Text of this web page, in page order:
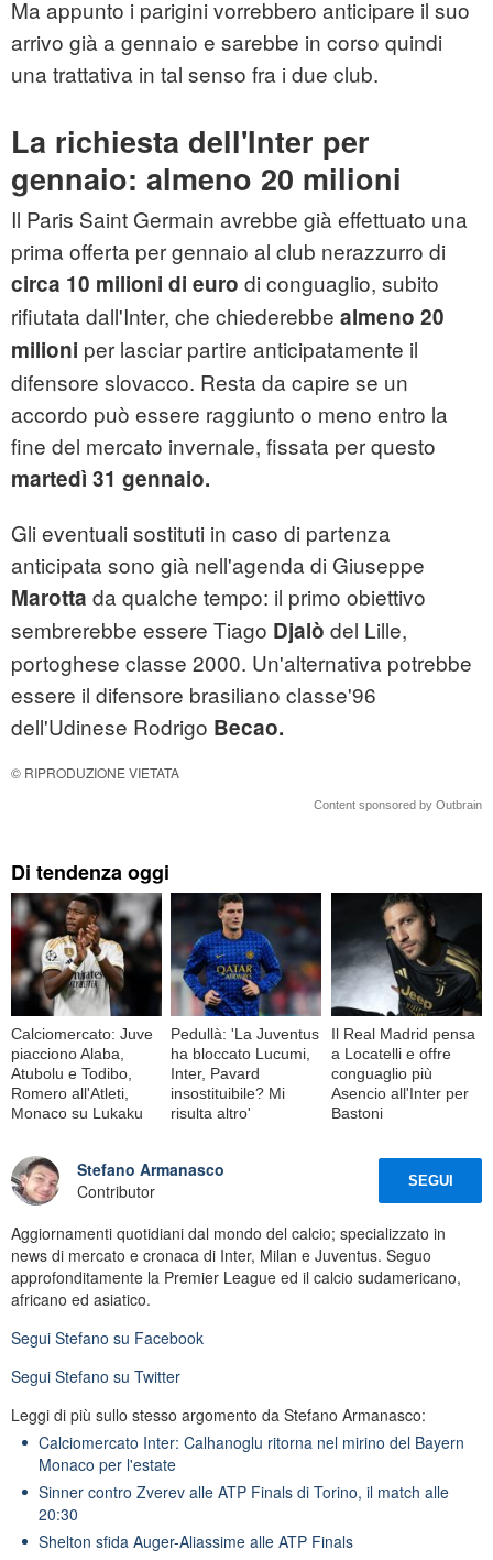
Ma appunto i parigini vorrebbero anticipare il suo
arrivo già a gennaio e sarebbe in corso quindi
una trattativa in tal senso fra i due club.
La richiesta dell'Inter per
gennaio: almeno 20 milioni
Il Paris Saint Germain avrebbe già effettuato una
prima offerta per gennaio al club nerazzurro di
circa 10 milioni di euro di conguaglio, subito
rifiutata dall'Inter, che chiederebbe almeno 20
milioni per lasciar partire anticipatamente il
difensore slovacco. Resta da capire se un
accordo può essere raggiunto o meno entro la
fine del mercato invernale, fissata per questo
martedì 31 gennaio.
Gli eventuali sostituti in caso di partenza
anticipata sono già nell'agenda di Giuseppe
Marotta da qualche tempo: il primo obiettivo
sembrerebbe essere Tiago Djalò del Lille,
portoghese classe 2000. Un'alternativa potrebbe
essere il difensore brasiliano classe'96
dell'Udinese Rodrigo Becao.
© RIPRODUZIONE VIETATA
Content sponsored by Outbrain
Di tendenza oggi
Calciomercato: Juve
piacciono Alaba,
Atubolu e Todibo,
Romero all'Atleti,
Monaco su Lukaku
Pedullà: 'La Juventus
ha bloccato Lucumi,
Inter, Pavard
insostituibile? Mi
risulta altro'
Il Real Madrid pensa
a Locatelli e offre
conguaglio più
Asencio all'Inter per
Bastoni
Stefano Armanasco
Contributor
SEGUI
Aggiornamenti quotidiani dal mondo del calcio; specializzato in
news di mercato e cronaca di Inter, Milan e Juventus. Seguo
approfonditamente la Premier League ed il calcio sudamericano,
africano ed asiatico.
Segui Stefano su Facebook
Segui Stefano su Twitter
Leggi di più sullo stesso argomento da Stefano Armanasco:
Calciomercato Inter: Calhanoglu ritorna nel mirino del Bayern
Monaco per l'estate
Sinner contro Zverev alle ATP Finals di Torino, il match alle
20:30
Shelton sfida Auger-Aliassime alle ATP Finals